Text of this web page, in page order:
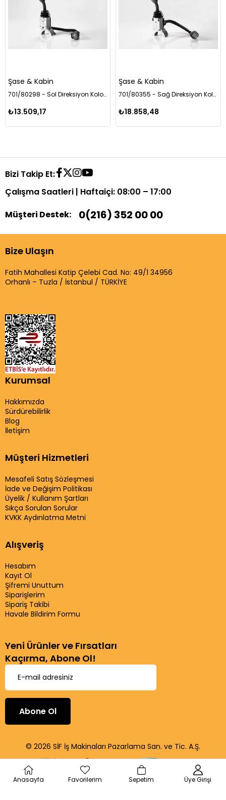
Şase & Kabin
701/80298 - Sol Direksiyon Kolon Anahtarı Powershift (Kabin Tipi)
₺13.509,17
Şase & Kabin
701/80355 - Sağ Direksiyon Kolon Anahtarı
₺18.858,48
Bizi Takip Et:
Çalışma Saatleri | Haftaiçi: 08:00 – 17:00
Müşteri Destek:
0(216) 352 00 00
Bize Ulaşın
Fatih Mahallesi Katip Çelebi Cad. No: 49/1 34956
Orhanlı – Tuzla / İstanbul / TÜRKİYE
Kurumsal
Hakkımızda
Sürdürebilirlik
Blog
İletişim
Müşteri Hizmetleri
Mesafeli Satış Sözleşmesi
İade ve Değişim Politikası
Üyelik / Kullanım Şartları
Sıkça Sorulan Sorular
KVKK Aydınlatma Metni
Alışveriş
Hesabım
Kayıt Ol
Şifremi Unuttum
Siparişlerim
Sipariş Takibi
Havale Bildirim Formu
Yeni Ürünler ve Fırsatları
Kaçırma, Abone Ol!
Abone Ol
© 2026 SİF İş Makinaları Pazarlama San. ve Tic. A.Ş.
Anasayfa Favorilerim Sepetim Üye Girişi